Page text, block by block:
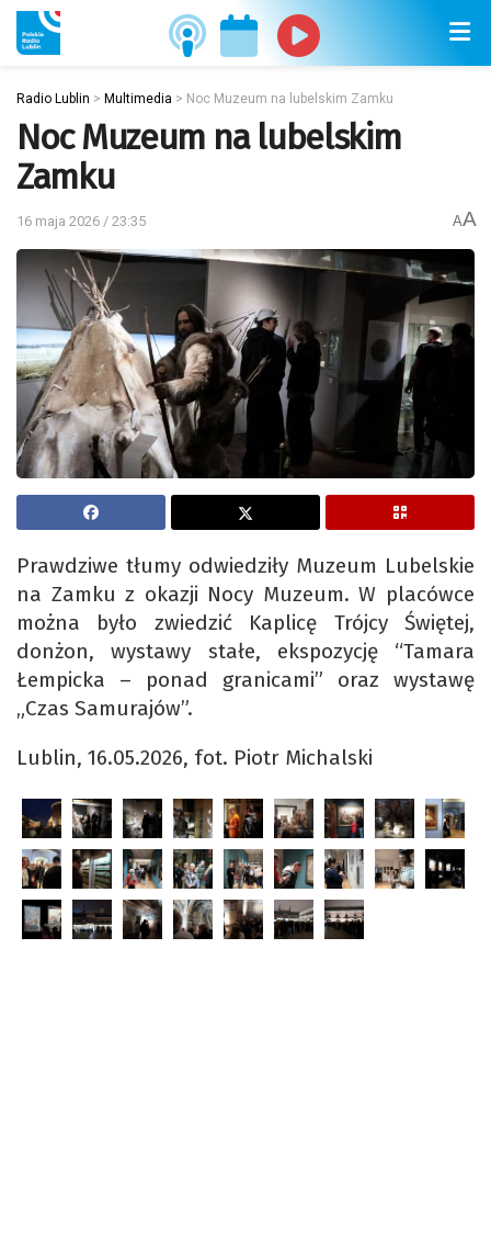
Radio Lublin > Multimedia > Noc Muzeum na lubelskim Zamku
Noc Muzeum na lubelskim
Zamku
16 maja 2026 / 23:35 AA
Prawdziwe tłumy odwiedziły Muzeum Lubelskie
na Zamku z okazji Nocy Muzeum. W placówce
można było zwiedzić Kaplicę Trójcy Świętej,
donżon, wystawy stałe, ekspozycję “Tamara
Łempicka – ponad granicami” oraz wystawę
„Czas Samurajów”.
Lublin, 16.05.2026, fot. Piotr Michalski